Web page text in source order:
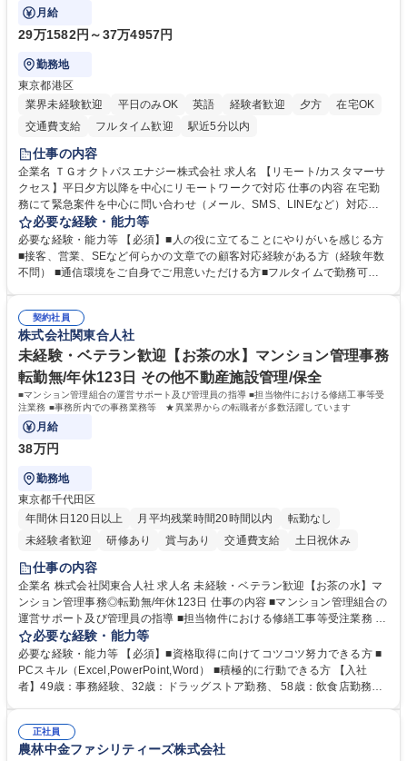
と運用構築の業務となります。
月給
29万1582円～37万4957円
勤務地
東京都港区
業界未経験歓迎
平日のみOK 英語 経験者歓迎 夕方
在宅OK
交通費支給
フルタイム歓迎 駅近5分以内
仕事の内容
企業名 ＴＧオクトパスエナジー株式会社 求人名 【リモート/カスタマーサ
クセス】平日夕方以降を中心にリモートワークで対応 仕事の内容 在宅勤
務にて緊急案件を中心に問い合わせ（メール、SMS、LINEなど）対応、
契約開始手続き処理などを行なっていただきます。カスタマーサクセス
（Digiops：デジオプス）と運用構築の業務となります。 ■お問い合わせ
対応業務全般（システム入力、契約手続き含む） ■デジタルコミュニケー
ションツール（メール、SMS、LINE等）を使用 ■お客様のニーズに応じた
添ってサービス提供できることが魅力 募集職種 【リモート/カスタマーサ
クセス】平日夕方以降を中心にリモートワークで対応
必要な経験・能力等
必要な経験・能力等 【必須】■人の役に立てることにやりがいを感じる方
■接客、営業、SEなど何らかの文章での顧客対応経験がある方（経験年数
不問） ■通信環境をご自身でご用意いただける方■フルタイムで勤務可能
境に貢献したい■改善提案や改善アクション等新しいことに意欲がある方
【英語（語学力）】■翻訳ツールを用い英語でコミュニケーションをとる
ことに抵抗がない方■英語は話せなくても問題はありませんが、英語が話
せますと、よりチャンスが広がります。※日本語がネイティブレベル必須
学歴・資格 学歴：大学院 大学 高専 短大 専修学校 高校 語学力： 資格：
契約社員
株式会社関東合人社
未経験・ベテラン歓迎【お茶の水】マンション管理事務
転勤無/年休123日 その他不動産施設管理/保全
■マンション管理組合の運営サポート及び管理員の指導 ■担当物件における修繕工事等受
注業務 ■事務所内での事務業務等 ★異業界からの転職者が多数活躍しています
月給
38万円
勤務地
東京都千代田区
年間休日120日以上
月平均残業時間20時間以内
転勤なし
未経験者歓迎
研修あり 賞与あり 交通費支給 土日祝休み
仕事の内容
企業名 株式会社関東合人社 求人名 未経験・ベテラン歓迎【お茶の水】マ
ンション管理事務◎転勤無/年休123日 仕事の内容 ■マンション管理組合の
運営サポート及び管理員の指導 ■担当物件における修繕工事等受注業務 ■
事務所内での事務業務等 ★異業界からの転職者が多数活躍しています
【年収補足】532万円 ＋別途インセンティヴで平均約100万円/年（昨年度
実績） ＋管理業務主任者資格手当50,000円/月 ★親会社である株式会社合
人社計画研究所社のグループ会社として、質の高いサービスと適性価格を
無/年休123日
必要な経験・能力等
必要な経験・能力等 【必須】■資格取得に向けてコツコツ努力できる方 ■
PCスキル（Excel,PowerPoint,Word） ■積極的に行動できる方 【入社
者】49歳：事務経験、32歳：ドラッグストア勤務、 58歳：飲食店勤務
得出来ております！ 【魅力】■フレックス制度、未経験からでも下限年収
を一律支給！ ■管理業務主任者資格取得後には50,000円/月の手当あり！
正社員
農林中金ファシリティーズ株式会社